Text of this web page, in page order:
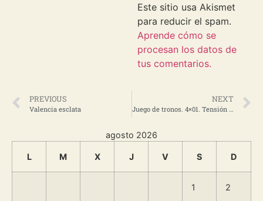
Este sitio usa Akismet
para reducir el spam.
Aprende cómo se
procesan los datos de
tus comentarios.
PREVIOUS
Valencia esclata
NEXT
agosto 2026
L M X J V S D
1 2